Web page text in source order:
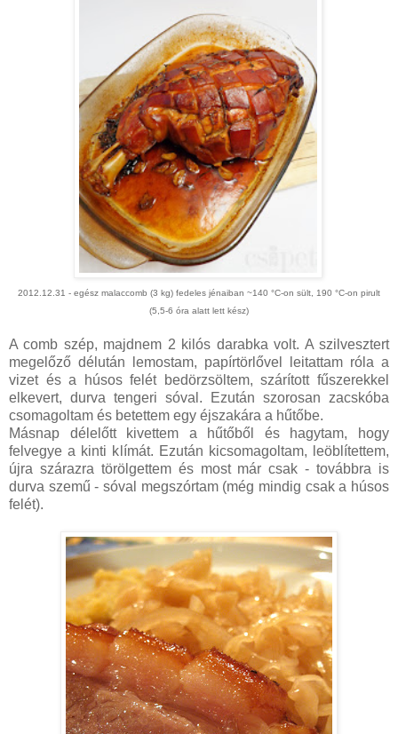
2012 .12.31 - egész malaccomb (3 kg) fedeles jénaiban ~140 °C-on sült, 190 °C-on pirult
(5,5-6 óra alatt lett kész)
A comb szép, majdnem 2 kilós darabka volt. A szilvesztert
megelőző délután lemostam, papírtörlővel leitattam róla a
vizet és a húsos felét bedörzsöltem, szárított fűszerekkel
elkevert, durva tengeri sóval. Ezután szorosan zacskóba
csomagoltam és betettem egy éjszakára a hűtőbe.
Másnap délelőtt kivettem a hűtőből és hagytam, hogy
felvegye a kinti klímát. Ezután kicsomagoltam, leöblítettem,
újra szárazra törölgettem és most már csak - továbbra is
durva szemű - sóval megszórtam (még mindig csak a húsos
felét).